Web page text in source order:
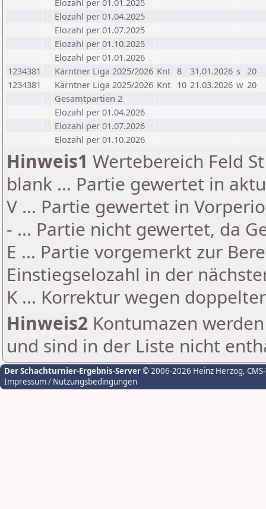
Elozahl per 01.01.2025
Elozahl per 01.04.2025
Elozahl per 01.07.2025
Elozahl per 01.10.2025
Elozahl per 01.01.2026
1234381
Kärntner Liga 2025/2026 Knt 8 31.01.2026 s 20
1234381
Kärntner Liga 2025/2026 Knt 10 21.03.2026 w 20
Gesamtpartien 2
Elozahl per 01.04.2026
Elozahl per 01.07.2026
Elozahl per 01.10.2026
Hinweis1 Wertebereich Feld
blank ... Partie gewertet in
V ... Partie gewertet in
- ... Partie nicht gewertet, da
E ... Partie vorgemerkt zur
Einstiegselozahl in der
K ... Korrektur wegen
Hinweis2 Kontumazen
und sind in der Liste nicht
Der Schachturnier-Ergebnis-Server© 2006-2026 Heinz Herzog,
Impressum / Nutzungsbedingungen